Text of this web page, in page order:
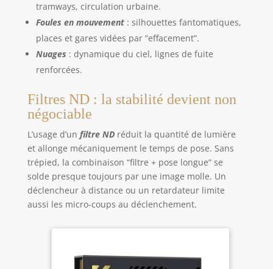
tramways, circulation urbaine.
Foules en mouvement: silhouettes fantomatiques,
places et gares vidées par “effacement”.
Nuages : dynamique du ciel, lignes de fuite
renforcées.
Filtres ND : la stabilité devient non
négociable
L’usage d’un filtre NDréduit la quantité de lumière
et allonge mécaniquement le temps de pose. Sans
trépied, la combinaison “filtre + pose longue” se
solde presque toujours par une image molle. Un
déclencheur à distance ou un retardateur limite
aussi les micro-coups au déclenchement.